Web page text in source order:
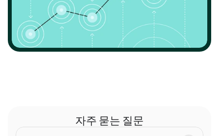
자주 묻는 질문